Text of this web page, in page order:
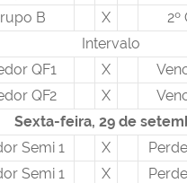
B X
2º
Intervalo
QF1 X
QF2 X
Sexta-feira, 29 de
Semi 1 X
Semi 1 X